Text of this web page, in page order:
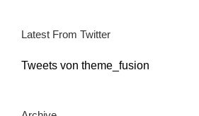
Latest From Twitter
Tweets von theme_fusion